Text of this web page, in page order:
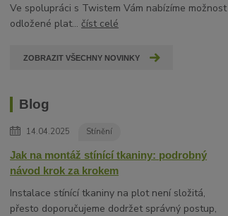
Ve spolupráci s Twistem Vám nabízíme možnost
odložené plat...číst celé
ZOBRAZIT VŠECHNY NOVINKY
Blog
14.04.2025 Stínění
Jak na montáž stínící tkaniny: podrobný
návod krok za krokem
Instalace stínící tkaniny na plot není složitá,
přesto doporučujeme dodržet správný postup,